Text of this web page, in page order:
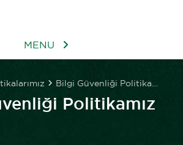
MENU
Bilgi Güvenliği Politikamız
Politikamız